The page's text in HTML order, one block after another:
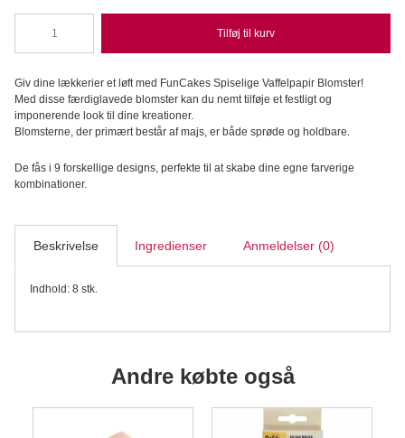
FunCakes
-
Blomster
Vaffelpapir,
Sæt/8stk.
antal
Tilføj til kurv
Giv dine lækkerier et løft med FunCakes Spiselige Vaffelpapir Blomster!
Med disse færdiglavede blomster kan du nemt tilføje et festligt og
imponerende look til dine kreationer.
Blomsterne, der primært består af majs, er både sprøde og holdbare.
De fås i 9 forskellige designs, perfekte til at skabe dine egne farverige
kombinationer.
Beskrivelse Ingredienser Anmeldelser (0)
Indhold: 8 stk.
Andre købte også